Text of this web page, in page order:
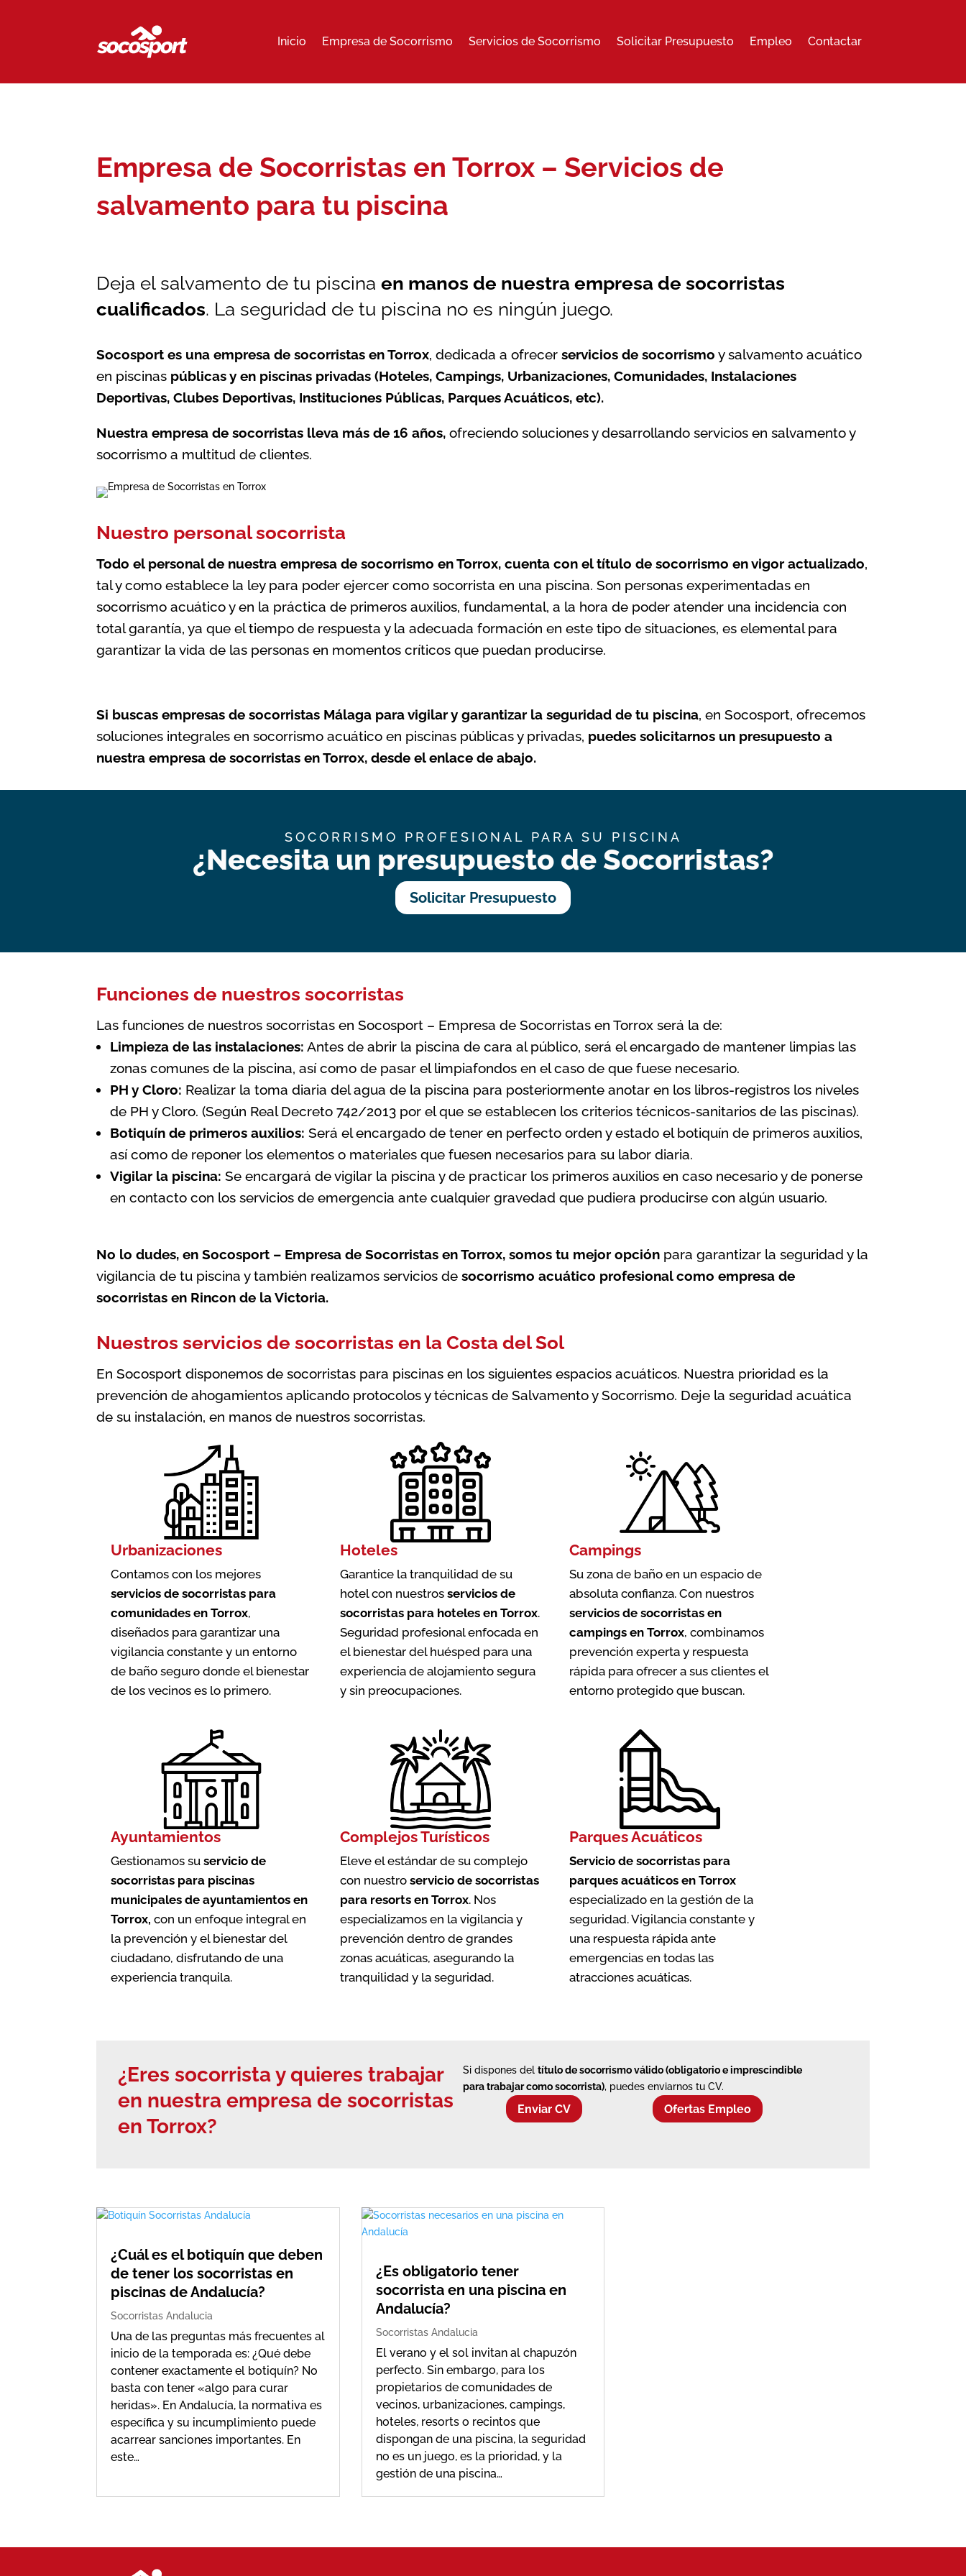
Inicio Empresa de Socorrismo Servicios de Socorrismo Solicitar Presupuesto Empleo Contactar
Empresa de Socorristas en Torrox – Servicios de
salvamento para tu piscina
Deja el salvamento de tu piscina en manos de nuestraempresa de socorristas
cualificados. La seguridad de tu piscina no es ningún juego.
Socosport es una empresa de socorristas en Torrox, dedicada a ofrecerservicios de socorrismo y salvamento acuático
en piscinas públicas y en piscinas privadas (Hoteles, Campings, Urbanizaciones, Comunidades, Instalaciones
Deportivas, Clubes Deportivas, Instituciones Públicas, Parques Acuáticos, etc).
Nuestra empresa de socorristas lleva más de 16 años, ofreciendo soluciones y desarrollando servicios en salvamento y
socorrismo a multitud de clientes.
Nuestro personal socorrista
Todo el personal de nuestraempresa de socorrismo en Torrox, cuenta con el título de socorrismo en vigor actualizado,
tal y como establece la ley para poder ejercer como socorrista en una piscina. Son personas experimentadas en
socorrismo acuático y en la práctica de primeros auxilios, fundamental, a la hora de poder atender una incidencia con
total garantía, ya que el tiempo de respuesta y la adecuada formación en este tipo de situaciones, es elemental para
garantizar la vida de las personas en momentos críticos que puedan producirse.
Si buscasempresas de socorristas Málaga para vigilar y garantizar la seguridad de tu piscina, en Socosport, ofrecemos
soluciones integrales en socorrismo acuático en piscinas públicas y privadas, puedes solicitarnos un presupuesto a
nuestra empresa de socorristas en Torrox, desde el enlace de abajo.
SOCORRISMO PROFESIONAL PARA SU PISCINA
¿Necesita un presupuesto de Socorristas?
Solicitar Presupuesto
Funciones de nuestros socorristas
Las funciones de nuestros socorristas en Socosport – Empresa de Socorristas en Torrox será la de:
Limpieza de las instalaciones: Antes de abrir la piscina de cara al público, será el encargado de mantener limpias las
zonas comunes de la piscina, así como de pasar el limpiafondos en el caso de que fuese necesario.
PH y Cloro: Realizar la toma diaria del agua de la piscina para posteriormente anotar en los libros-registros los niveles
de PH y Cloro. (Según Real Decreto 742/2013 por el que se establecen los criterios técnicos-sanitarios de las piscinas).
Botiquín de primeros auxilios: Será el encargado de tener en perfecto orden y estado el botiquín de primeros auxilios,
así como de reponer los elementos o materiales que fuesen necesarios para su labor diaria.
Vigilar la piscina: Se encargará de vigilar la piscina y de practicar los primeros auxilios en caso necesario y de ponerse
en contacto con los servicios de emergencia ante cualquier gravedad que pudiera producirse con algún usuario.
No lo dudes, en Socosport – Empresa de Socorristas en Torrox, somos tu mejor opción para garantizar la seguridad y la
vigilancia de tu piscina y también realizamos servicios desocorrismo acuático profesional comoempresa de
socorristas en Rincon de la Victoria.
Nuestros servicios de socorristas en la Costa del Sol
En Socosport disponemos de socorristas para piscinas en los siguientes espacios acuáticos. Nuestra prioridad es la
prevención de ahogamientos aplicando protocolos y técnicas de Salvamento y Socorrismo. Deje la seguridad acuática
de su instalación, en manos de nuestros socorristas.
Urbanizaciones
Contamos con los mejores
servicios de socorristas para
comunidades en Torrox,
diseñados para garantizar una
vigilancia constante y un entorno
de baño seguro donde el bienestar
de los vecinos es lo primero.
Hoteles
Garantice la tranquilidad de su
hotel con nuestrosservicios de
socorristas para hoteles en Torrox.
Seguridad profesional enfocada en
el bienestar del huésped para una
experiencia de alojamiento segura
y sin preocupaciones.
Campings
Su zona de baño en un espacio de
absoluta confianza. Con nuestros
servicios de socorristas en
campings en Torrox, combinamos
prevención experta y respuesta
rápida para ofrecer a sus clientes el
entorno protegido que buscan.
Ayuntamientos
Gestionamos suservicio de
socorristas para piscinas
municipales de ayuntamientos en
Torrox, con un enfoque integral en
la prevención y el bienestar del
ciudadano, disfrutando de una
experiencia tranquila.
Complejos Turísticos
Eleve el estándar de su complejo
con nuestroservicio de socorristas
para resorts en Torrox. Nos
especializamos en la vigilancia y
prevención dentro de grandes
zonas acuáticas, asegurando la
tranquilidad y la seguridad.
Parques Acuáticos
Servicio de socorristas para
parques acuáticos en Torrox
especializado en la gestión de la
seguridad. Vigilancia constante y
una respuesta rápida ante
emergencias en todas las
atracciones acuáticas.
¿Eres socorrista y quieres trabajar
en nuestra empresa de socorristas
en Torrox?
Si dispones deltítulo de socorrismo válido (obligatorio e imprescindible
para trabajar como socorrista), puedes enviarnos tu CV.
Enviar CV Ofertas Empleo
¿Cuál es el botiquín que deben
de tener los socorristas en
piscinas de Andalucía?
Socorristas Andalucia
Una de las preguntas más frecuentes al
inicio de la temporada es: ¿Qué debe
contener exactamente el botiquín? No
basta con tener «algo para curar
heridas». En Andalucía, la normativa es
específica y su incumplimiento puede
acarrear sanciones importantes. En
este…
¿Es obligatorio tener
socorrista en una piscina en
Andalucía?
Socorristas Andalucia
El verano y el sol invitan al chapuzón
perfecto. Sin embargo, para los
propietarios de comunidades de
vecinos, urbanizaciones, campings,
hoteles, resorts o recintos que
dispongan de una piscina, la seguridad
no es un juego, es la prioridad, y la
gestión de una piscina…